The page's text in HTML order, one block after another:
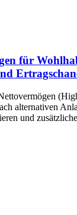
für
alternativen
und